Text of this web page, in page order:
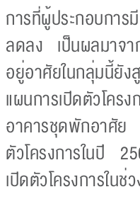
การที่ผู้ประกอบกา
ลดลง เป็นผลมาจา
อยู่อาศัยในกลุ่มนี้ยัง
แผนการเปิดตัวโค
อาคารชุดพักอาศัย
ตัวโครงการในปี
เปิดตัวโครงการในช่